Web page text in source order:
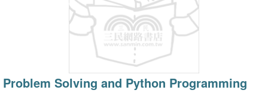
Problem Solving and Python Programming